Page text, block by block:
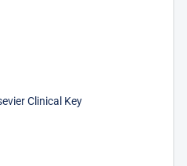
Clinical Key